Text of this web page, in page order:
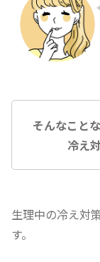
そんなこと
冷え
生理中の冷え対
す。